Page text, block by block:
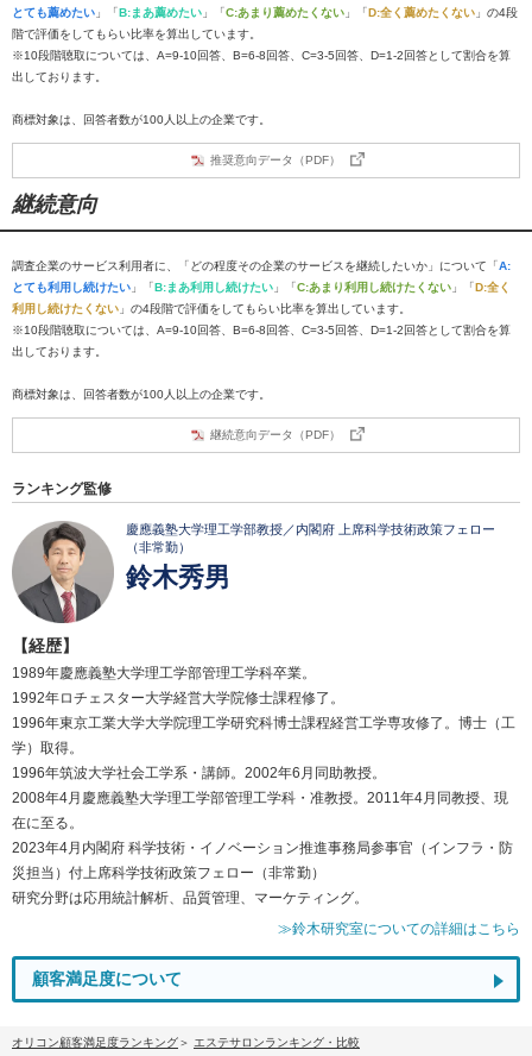
とても薦めたい 」「B:まあ薦めたい 」「C:あまり薦めたくない 」「D:全く薦めたくない 」の4段
階で評価をしてもらい比率を算出しています。
※10段階聴取については、A=9-10回答、B=6-8回答、C=3-5回答、D=1-2回答として割合を算
出しております。
商標対象は、回答者数が100人以上の企業です。
推奨意向データ（PDF）
継続意向
調査企業のサービス利用者に、「どの程度その企業のサービスを継続したいか」について「A:
とても利用し続けたい 」「B:まあ利用し続けたい 」「C:あまり利用し続けたくない 」「D:全く
利用し続けたくない 」の4段階で評価をしてもらい比率を算出しています。
※10段階聴取については、A=9-10回答、B=6-8回答、C=3-5回答、D=1-2回答として割合を算
出しております。
商標対象は、回答者数が100人以上の企業です。
継続意向データ（PDF）
ランキング監修
慶應義塾大学理工学部教授／内閣府 上席科学技術政策フェロー
（非常勤）
鈴木秀男
【経歴】
1989年慶應義塾大学理工学部管理工学科卒業。
1992年ロチェスター大学経営大学院修士課程修了。
1996年東京工業大学大学院理工学研究科博士課程経営工学専攻修了。博士（工
学）取得。
1996年筑波大学社会工学系・講師。2002年6月同助教授。
2008年4月慶應義塾大学理工学部管理工学科・准教授。2011年4月同教授、現
在に至る。
2023年4月内閣府 科学技術・イノベーション推進事務局参事官（インフラ・防
災担当）付上席科学技術政策フェロー（非常勤）
研究分野は応用統計解析、品質管理、マーケティング。
≫鈴木研究室についての詳細はこちら
顧客満足度について
オリコン顧客満足度ランキング
エステサロンランキング・比較